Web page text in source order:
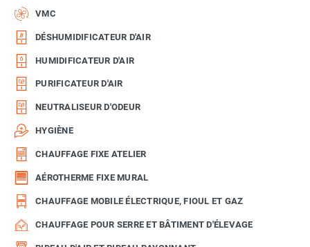
VMC
DÉSHUMIDIFICATEUR D'AIR
HUMIDIFICATEUR D'AIR
PURIFICATEUR D'AIR
NEUTRALISEUR D'ODEUR
HYGIÈNE
CHAUFFAGE FIXE ATELIER
AÉROTHERME FIXE MURAL
CHAUFFAGE MOBILE ÉLECTRIQUE, FIOUL ET GAZ
CHAUFFAGE POUR SERRE ET BÂTIMENT D'ÉLEVAGE